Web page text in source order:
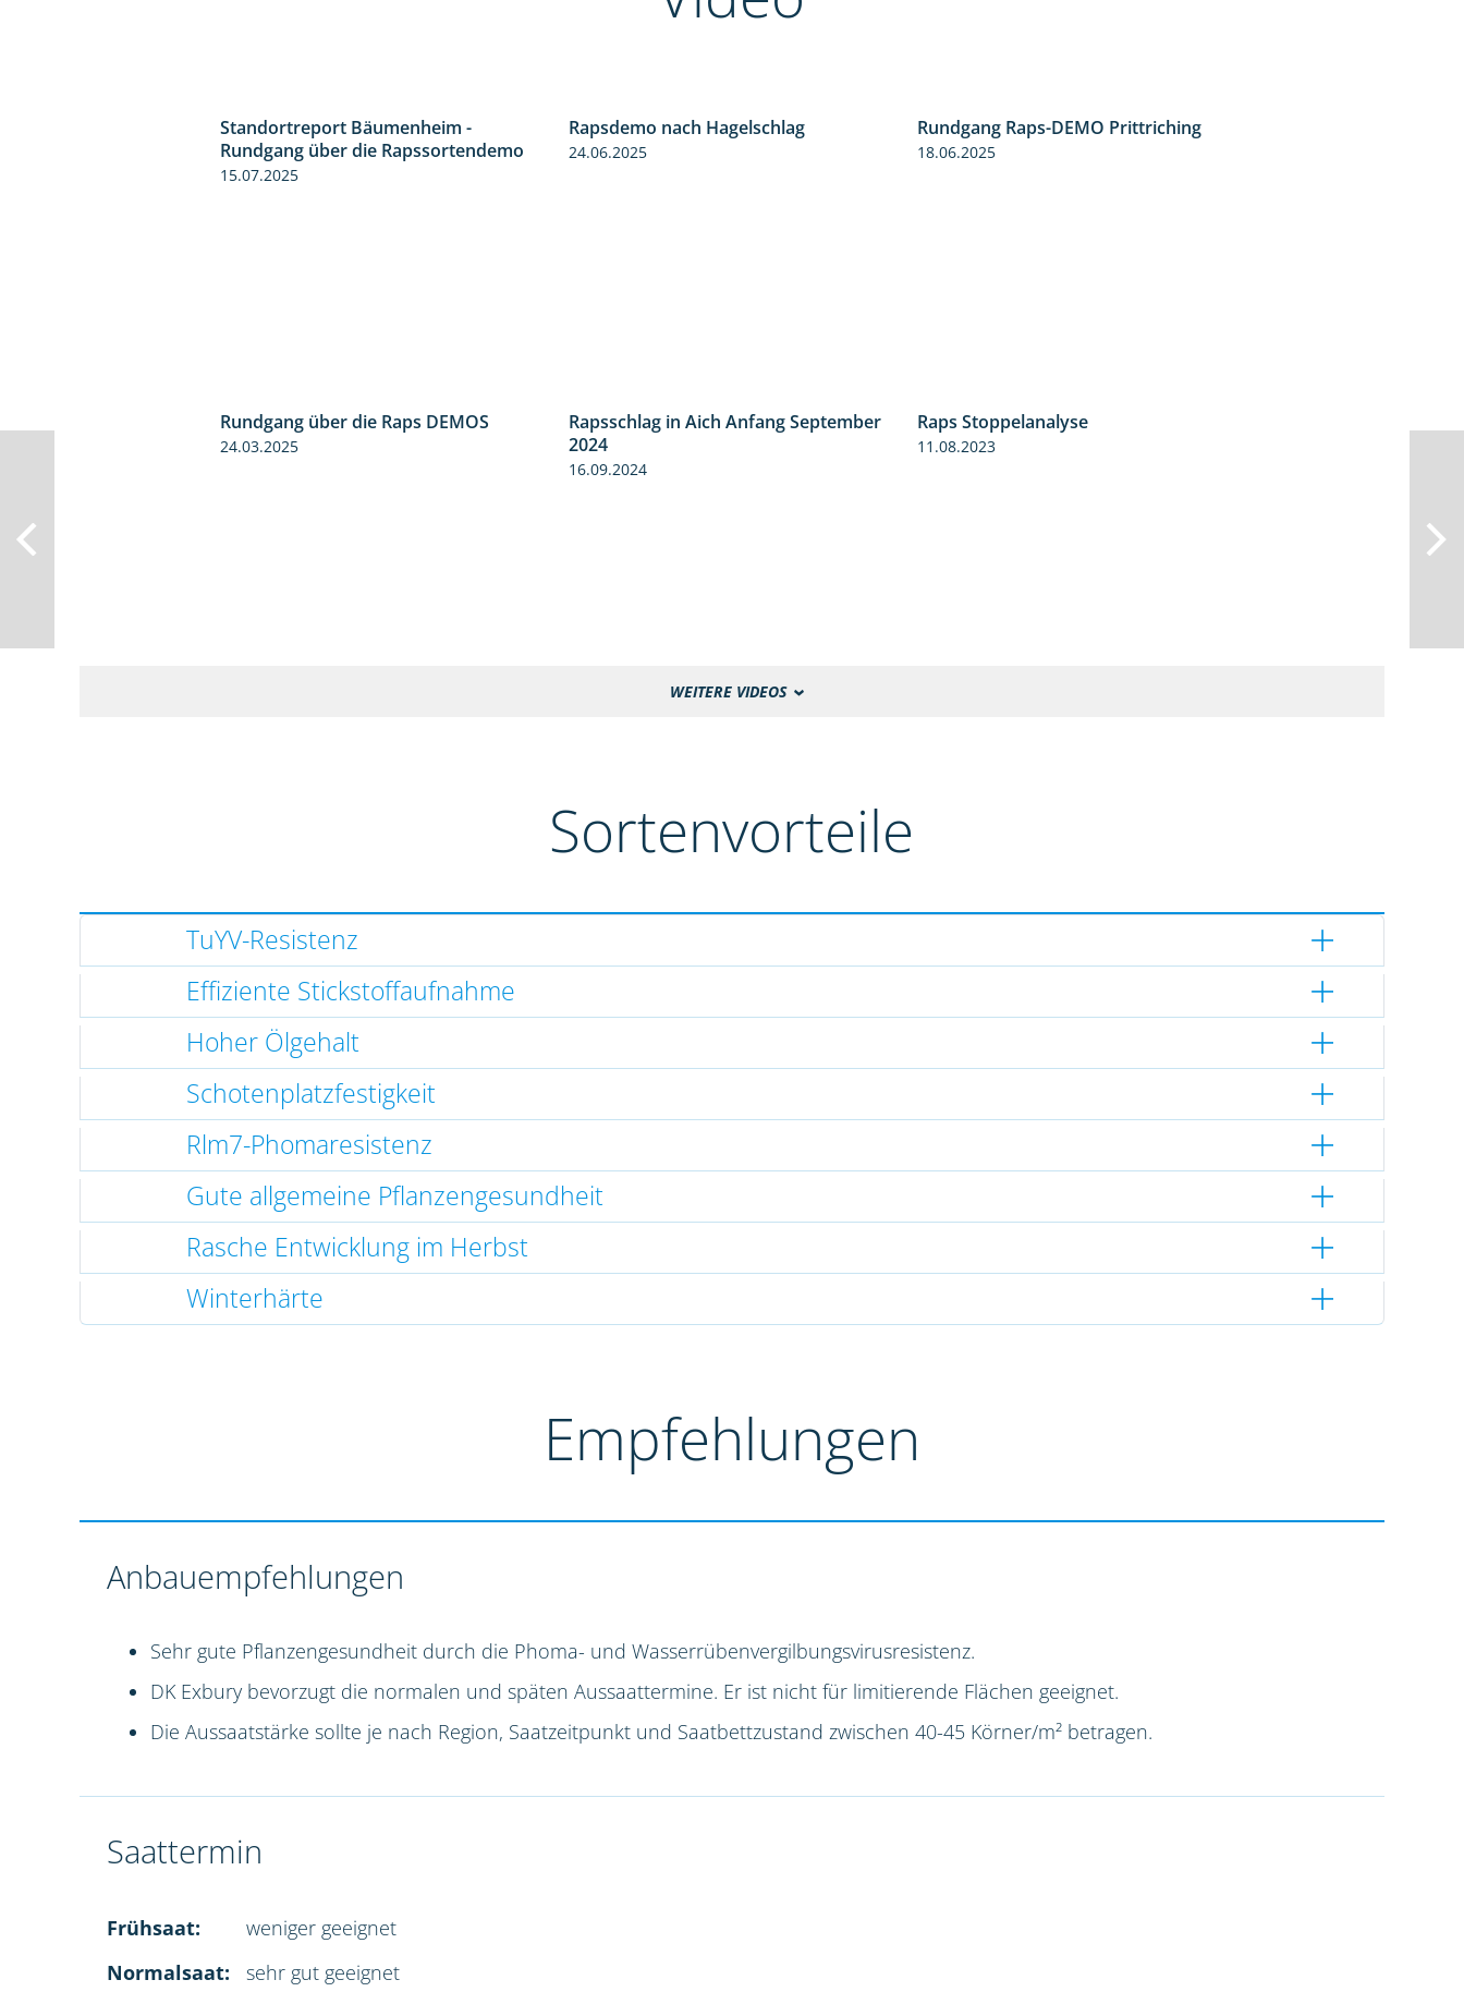
6:03
Standortreport Bäumenheim -
Rundgang über die Rapssortendemo
15.07.2025
Rapsdemo nach Hagelschlag
24.06.2025 5:34
Rundgang Raps-DEMO Prittriching
18.06.2025
Rundgang über die Raps DEMOS
24.03.2025
Rapsschlag in Aich Anfang September
2024
16.09.2024
Raps Stoppelanalyse
11.08.2023
WEITERE VIDEOS
Sortenvorteile
TuYV-Resistenz
Effiziente Stickstoffaufnahme
Hoher Ölgehalt
Schotenplatzfestigkeit
Rlm7-Phomaresistenz
Gute allgemeine Pflanzengesundheit
Rasche Entwicklung im Herbst
Winterhärte
Empfehlungen
Anbauempfehlungen
Sehr gute Pflanzengesundheit durch die Phoma- und Wasserrübenvergilbungsvirusresistenz.
DK Exbury bevorzugt die normalen und späten Aussaattermine. Er ist nicht für limitierende Flächen geeignet.
Die Aussaatstärke sollte je nach Region, Saatzeitpunkt und Saatbettzustand zwischen 40-45 Körner/m² betragen.
Saattermin
Frühsaat:
weniger geeignet
Normalsaat:
sehr gut geeignet